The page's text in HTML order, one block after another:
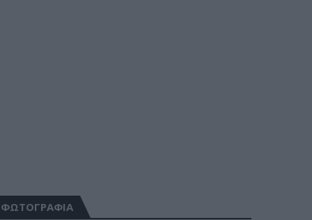
ΦΩΤΟΓΡΑΦΙΑ